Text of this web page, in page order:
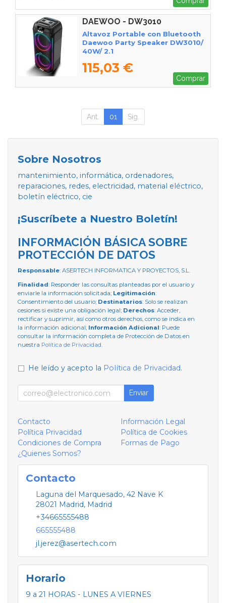
DAEWOO - DW3010
Altavoz Portable con Bluetooth
Daewoo Party Speaker DW3010/
40W/ 2.1
115,03 €
Comprar
Ant. 01 Sig.
Sobre Nosotros
mantenimiento, informática, ordenadores,
reparaciones, redes, electricidad, material eléctrico,
boletín eléctrico, cie
¡Suscríbete a Nuestro Boletín!
INFORMACIÓN BÁSICA SOBRE
PROTECCIÓN DE DATOS
Responsable: ASERTECH INFORMATICA Y PROYECTOS, S.L.
Finalidad: Responder las consultas planteadas por el usuario y
enviarle la información solicitada; Legitimación:
Consentimiento del usuario; Destinatarios: Solo se realizan
cesiones si existe una obligación legal; Derechos: Acceder,
rectificar y suprimir, así como otros derechos, como se indica en
la información adicional; Información Adicional: Puede
consultar la información completa de Protección de Datos en
nuestra Política de Privacidad.
He leído y acepto la Política de Privacidad.
Enviar
Contacto
Información Legal
Política Privacidad
Política de Cookies
Condiciones de Compra
Formas de Pago
¿Quienes Somos?
Contacto
Laguna del Marquesado, 42 Nave K
28021 Madrid, Madrid
+34665555488
665555488
jl.jerez@asertech.com
Horario
9 a 21 HORAS - LUNES A VIERNES